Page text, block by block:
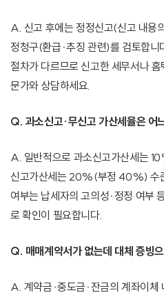
A. 신고 후에는 정정신고(신고 내용
정청구(환급·추징 관련)를 검토합니
절차가 다르므로 신고한 세무서나
문가와 상담하세요.
Q. 과소신고·무신고 가산세율은 어
A. 일반적으로 과소신고가산세는
신고가산세는 20%(부정 40%) 수
여부는 납세자의 고의성·정정 여부
로 확인이 필요합니다.
Q. 매매계약서가 없는데 대체 증빙
A. 계약금·중도금·잔금의 계좌이체